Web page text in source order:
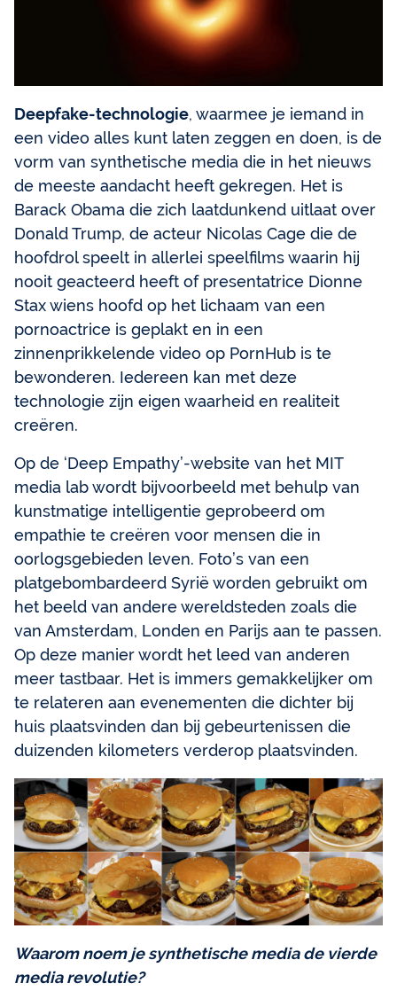
Deepfake-technologie, waarmee je iemand in
een video alles kunt laten zeggen en doen, is de
vorm van synthetische media die in het nieuws
de meeste aandacht heeft gekregen. Het is
Barack Obama die zich laatdunkend uitlaat over
Donald Trump, de acteur Nicolas Cage die de
hoofdrol speelt in allerlei speelfilms waarin hij
nooit geacteerd heeft of presentatrice Dionne
Stax wiens hoofd op het lichaam van een
pornoactrice is geplakt en in een
zinnenprikkelende video op PornHub is te
bewonderen. Iedereen kan met deze
technologie zijn eigen waarheid en realiteit
creëren.
Op de ‘Deep Empathy’-website van het MIT
media lab wordt bijvoorbeeld met behulp van
kunstmatige intelligentie geprobeerd om
empathie te creëren voor mensen die in
oorlogsgebieden leven. Foto’s van een
platgebombardeerd Syrië worden gebruikt om
het beeld van andere wereldsteden zoals die
van Amsterdam, Londen en Parijs aan te passen.
Op deze manier wordt het leed van anderen
meer tastbaar. Het is immers gemakkelijker om
te relateren aan evenementen die dichter bij
huis plaatsvinden dan bij gebeurtenissen die
duizenden kilometers verderop plaatsvinden.
Waarom noem je synthetische media de vierde
media revolutie?